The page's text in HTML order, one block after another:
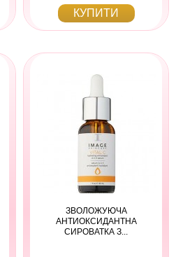
КУПИТИ
ЗВОЛОЖУЮЧА
АНТИОКСИДАНТНА
СИРОВАТКА З...